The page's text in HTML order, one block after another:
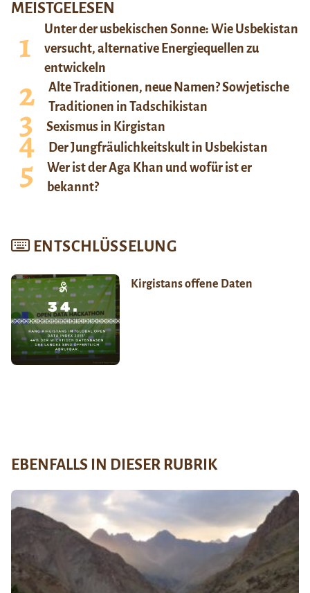
MEISTGELESEN
Unter der usbekischen Sonne: Wie Usbekistan
versucht, alternative Energiequellen zu
entwickeln
Alte Traditionen, neue Namen? Sowjetische
Traditionen in Tadschikistan
Sexismus in Kirgistan
Der Jungfräulichkeitskult in Usbekistan
Wer ist der Aga Khan und wofür ist er
bekannt?
ENTSCHLÜSSELUNG
Kirgistans offene Daten
EBENFALLS IN DIESER RUBRIK